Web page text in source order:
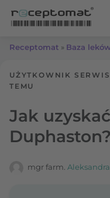
Receptomat » Baza
UŻYTKOWNIK
TEMU
Jak
Duphaston?
mgr farm.